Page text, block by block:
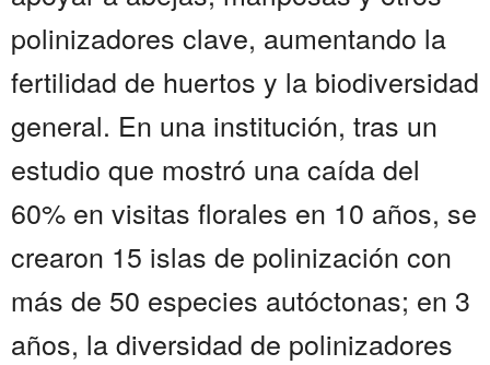
polinizadores clave, aumentando la
fertilidad de huertos y la biodiversidad
general. En una institución, tras un
estudio que mostró una caída del
60% en visitas florales en 10 años, se
crearon 15 islas de polinización con
más de 50 especies autóctonas; en 3
años, la diversidad de polinizadores